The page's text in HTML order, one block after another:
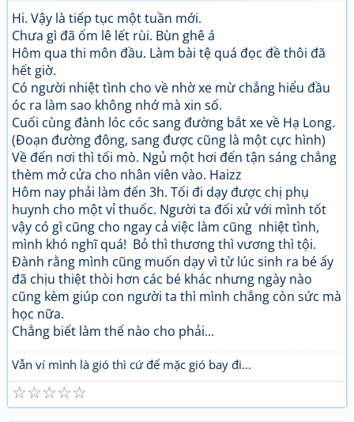
Hi. Vậy là tiếp tục một tuần mới.
Chưa gì đã ốm lê lết rùi. Bùn ghê á
Hôm qua thi môn đầu. Làm bài tệ quá đọc đề thôi đã
hết giờ.
Có người nhiệt tình cho về nhờ xe mừ chẳng hiểu đầu
óc ra làm sao không nhớ mà xin số.
Cuối cùng đành lóc cóc sang đường bắt xe về Hạ Long.
(Đoạn đường đông, sang được cũng là một cực hình)
Về đến nơi thì tối mò. Ngủ một hơi đến tận sáng chẳng
thèm mở cửa cho nhân viên vào. Haizz
Hôm nay phải làm đến 3h. Tối đi dạy được chị phụ
huynh cho một vỉ thuốc. Người ta đối xử với mình tốt
vậy có gì cũng cho ngay cả việc làm cũng nhiệt tình,
mình khó nghĩ quá! Bỏ thì thương thì vương thì tội.
Đành rằng mình cũng muốn dạy vì từ lúc sinh ra bé ấy
đã chịu thiệt thòi hơn các bé khác nhưng ngày nào
cũng kèm giúp con người ta thì mình chẳng còn sức mà
học nữa.
Chẳng biết làm thế nào cho phải...
Vẫn ví mình là gió thì cứ để mặc gió bay đi...
☆
☆
☆
☆
☆